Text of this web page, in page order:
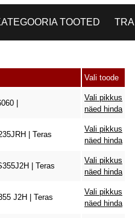
TOOTED
Vali toode
|
Vali pikkus
näed hinda
| Teras
Vali pikkus
näed hinda
| Teras
Vali pikkus
näed hinda
J2H | Teras
Vali pikkus
näed hinda